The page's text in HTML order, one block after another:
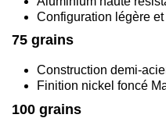
Configuration légère
75 grains
Construction demi-
Finition nickel foncé
100 grains